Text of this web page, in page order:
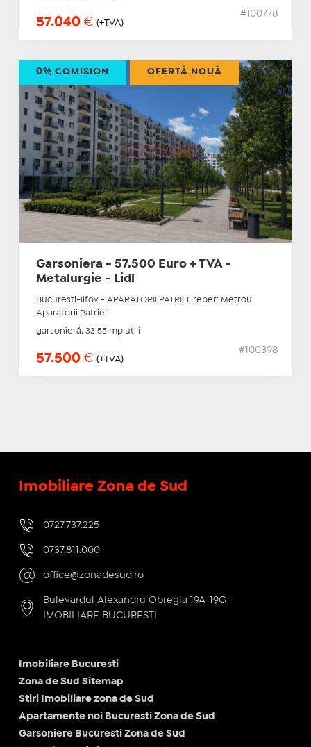
57.040 € (+TVA)
#100778
Garsoniera - 57.500 Euro + TVA -
Metalurgie - Lidl
Bucuresti-Ilfov - APARATORII PATRIEI, reper: Metrou
Aparatorii Patriei
garsonieră, 33.55 mp utili
57.500 € (+TVA)
#100398
0% COMISION OFERTĂ NOUĂ
Imobiliare Zona de Sud
0727.737.225
0737.811.000
office@zonadesud.ro
Bulevardul Alexandru Obregia 19A-19G -
IMOBILIARE BUCURESTI
Imobiliare Bucuresti
Zona de Sud Sitemap
Stiri Imobiliare zona de Sud
Apartamente noi Bucuresti Zona de Sud
Garsoniere Bucuresti Zona de Sud